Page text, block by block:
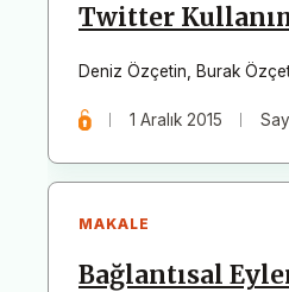
Twitter
Deniz Özçetin Burak
1 Aralık 2015
MAKALE
Bağlantısal